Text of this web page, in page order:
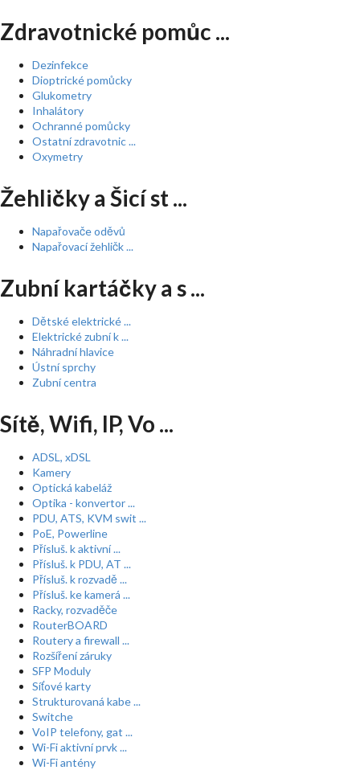
Zdravotnické pomůc ...
Dezinfekce
Dioptrické pomůcky
Glukometry
Inhalátory
Ochranné pomůcky
Ostatní zdravotnic ...
Oxymetry
Žehličky a Šicí st ...
Napařovače oděvů
Napařovací žehličk ...
Zubní kartáčky a s ...
Dětské elektrické ...
Elektrické zubní k ...
Náhradní hlavice
Ústní sprchy
Zubní centra
Sítě, Wifi, IP, Vo ...
ADSL, xDSL
Kamery
Optická kabeláž
Optika - konvertor ...
PDU, ATS, KVM swit ...
PoE, Powerline
Přísluš. k aktivní ...
Přísluš. k PDU, AT ...
Přísluš. k rozvadě ...
Přísluš. ke kamerá ...
Racky, rozvaděče
RouterBOARD
Routery a firewall ...
Rozšíření záruky
SFP Moduly
Síťové karty
Strukturovaná kabe ...
Switche
VoIP telefony, gat ...
Wi-Fi aktivní prvk ...
Wi-Fi antény